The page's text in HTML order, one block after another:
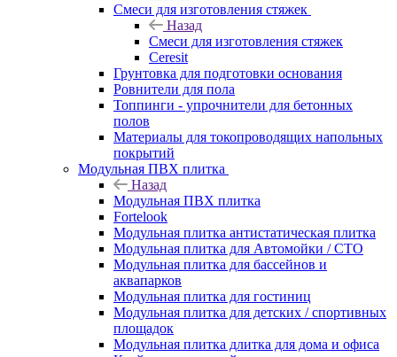
Смеси для изготовления стяжек
Назад
Смеси для изготовления стяжек
Ceresit
Грунтовка для подготовки основания
Ровнители для пола
Топпинги - упрочнители для бетонных
полов
Материалы для токопроводящих напольных
покрытий
Модульная ПВХ плитка
Назад
Модульная ПВХ плитка
Fortelook
Модульная плитка антистатическая плитка
Модульная плитка для Автомойки / СТО
Модульная плитка для бассейнов и
аквапарков
Модульная плитка для гостиниц
Модульная плитка для детских / спортивных
площадок
Модульная плитка длитка для дома и офиса